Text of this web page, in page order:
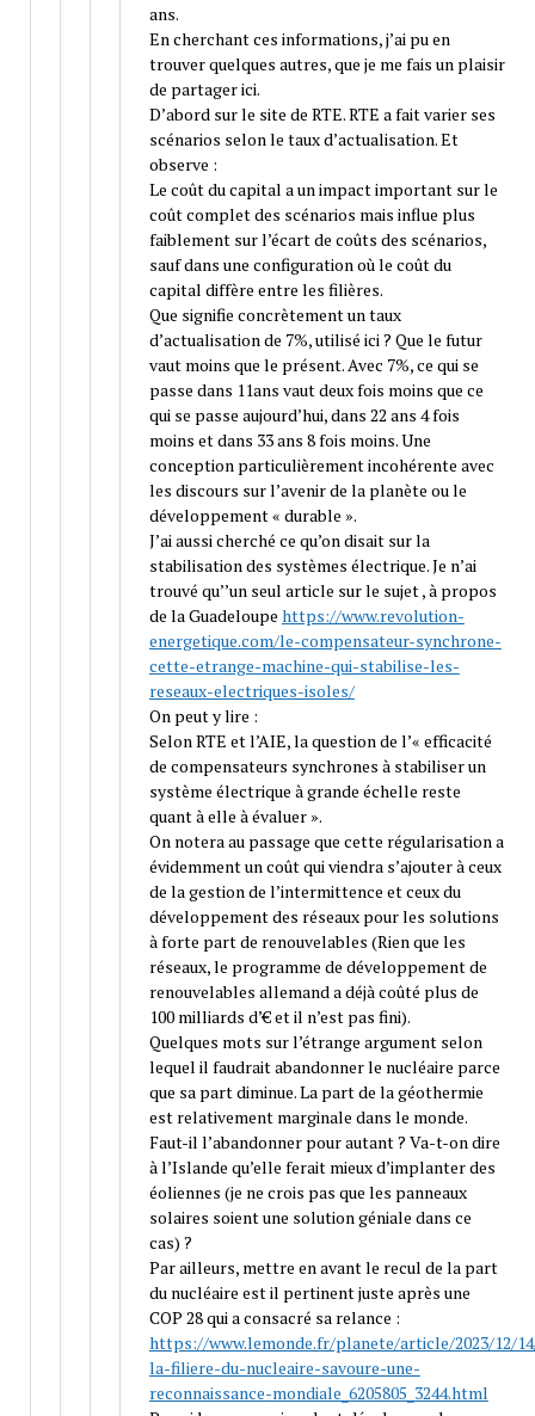
ans.
En cherchant ces informations, j’ai pu en
trouver quelques autres, que je me fais un plaisir
de partager ici.
D’abord sur le site de RTE. RTE a fait varier ses
scénarios selon le taux d’actualisation. Et
observe :
Le coût du capital a un impact important sur le
coût complet des scénarios mais influe plus
faiblement sur l’écart de coûts des scénarios,
sauf dans une configuration où le coût du
capital diffère entre les filières.
Que signifie concrètement un taux
d’actualisation de 7%, utilisé ici ? Que le futur
vaut moins que le présent. Avec 7%, ce qui se
passe dans 11ans vaut deux fois moins que ce
qui se passe aujourd’hui, dans 22 ans 4 fois
moins et dans 33 ans 8 fois moins. Une
conception particulièrement incohérente avec
les discours sur l’avenir de la planète ou le
développement « durable ».
J’ai aussi cherché ce qu’on disait sur la
stabilisation des systèmes électrique. Je n’ai
trouvé qu’’un seul article sur le sujet , à propos
de la Guadeloupe https://www.revolution-
energetique.com/le-compensateur-synchrone-
cette-etrange-machine-qui-stabilise-les-
reseaux-electriques-isoles/
On peut y lire :
Selon RTE et l’AIE, la question de l’« efficacité
de compensateurs synchrones à stabiliser un
système électrique à grande échelle reste
quant à elle à évaluer ».
On notera au passage que cette régularisation a
évidemment un coût qui viendra s’ajouter à ceux
de la gestion de l’intermittence et ceux du
développement des réseaux pour les solutions
à forte part de renouvelables (Rien que les
réseaux, le programme de développement de
renouvelables allemand a déjà coûté plus de
100 milliards d’€ et il n’est pas fini).
Quelques mots sur l’étrange argument selon
lequel il faudrait abandonner le nucléaire parce
que sa part diminue. La part de la géothermie
est relativement marginale dans le monde.
Faut-il l’abandonner pour autant ? Va-t-on dire
à l’Islande qu’elle ferait mieux d’implanter des
éoliennes (je ne crois pas que les panneaux
solaires soient une solution géniale dans ce
cas) ?
Par ailleurs, mettre en avant le recul de la part
du nucléaire est il pertinent juste après une
COP 28 qui a consacré sa relance :
https://www.lemonde.fr/planete/article/2023/12/
la-filiere-du-nucleaire-savoure-une-
reconnaissance-mondiale_6205805_3244.html